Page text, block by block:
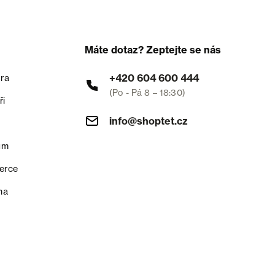
Máte dotaz? Zeptejte se nás
+420 604 600 444
(Po - Pá 8 – 18:30)
info@shoptet.cz